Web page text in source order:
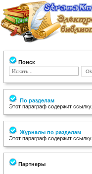
Поиск
По разделам
Этот параграф содержит ссылку.
Журналы по разделам
Этот параграф содержит ссылку.
Партнеры